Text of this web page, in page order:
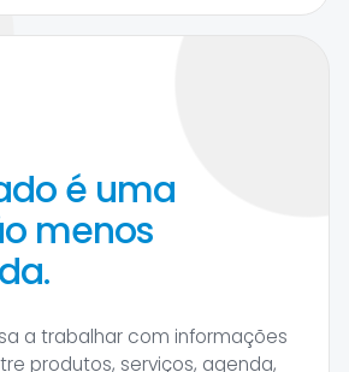
é uma
menos
a trabalhar com informações
produtos, serviços, agenda,